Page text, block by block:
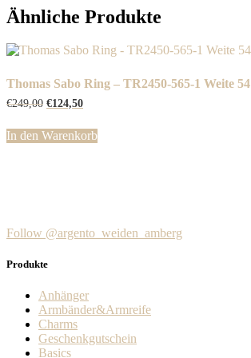
Ähnliche Produkte
Thomas Sabo Ring – TR2450-565-1 Weite 54
€249,00 Ursprünglicher
war:
€249,00
€124,50Aktueller
ist:
€124,50.
In den Warenkorb
Follow @argento_weiden_amberg
Produkte
Anhänger
Armbänder&Armreife
Charms
Geschenkgutschein
Basics